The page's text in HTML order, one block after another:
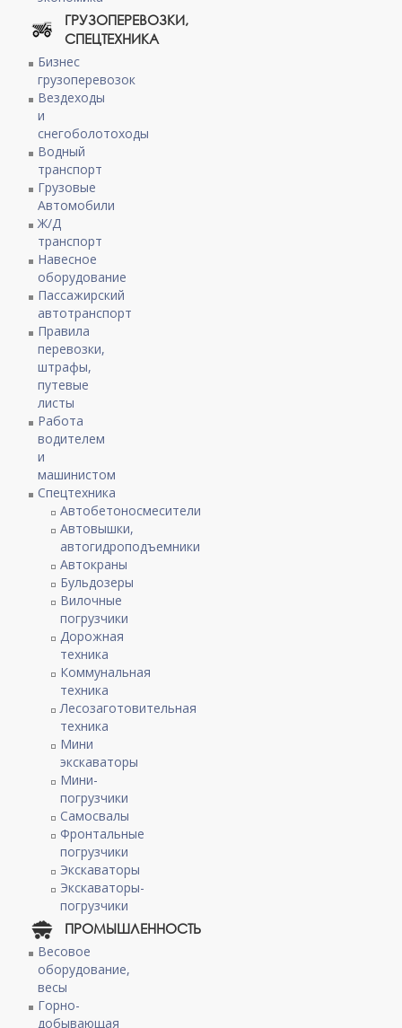
ГРУЗОПЕРЕВОЗКИ,
СПЕЦТЕХНИКА
Бизнес
грузоперевозок
Вездеходы
и
снегоболотоходы
Водный
транспорт
Грузовые
Автомобили
Ж/Д
транспорт
Навесное
оборудование
Пассажирский
автотранспорт
Правила
перевозки,
штрафы,
путевые
листы
Работа
водителем
и
машинистом
Спецтехника
Автобетоносмесители
Автовышки,
автогидроподъемники
Автокраны
Бульдозеры
Вилочные
погрузчики
Дорожная
техника
Коммунальная
техника
Лесозаготовительная
техника
Мини
экскаваторы
Мини-
погрузчики
Самосвалы
Фронтальные
погрузчики
Экскаваторы
Экскаваторы-
погрузчики
ПРОМЫШЛЕННОСТЬ
Весовое
оборудование,
весы
Горно-
добывающая